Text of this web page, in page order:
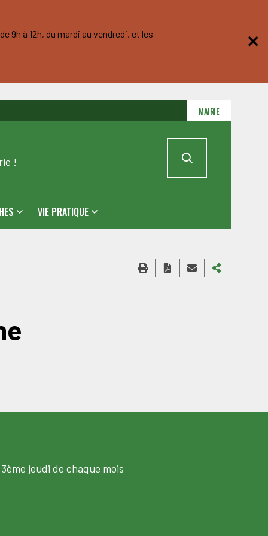
9h à 12h, du mardi au vendredi, et les
MAIRIE
!
VIE PRATIQUE
jeudi de chaque mois